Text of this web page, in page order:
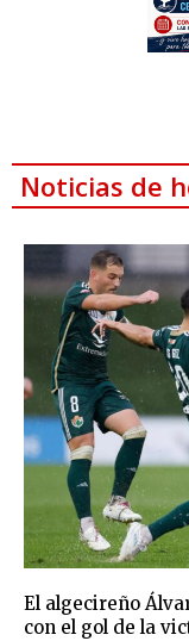
Noticias de
El algecireño
con el gol de la